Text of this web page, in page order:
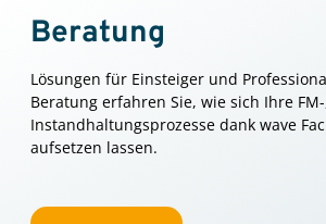
Beratung
Lösungen für Einsteiger und
Beratung erfahren Sie, wie sich Ihre
Instandhaltungsprozesse dank wave
aufsetzen lassen.